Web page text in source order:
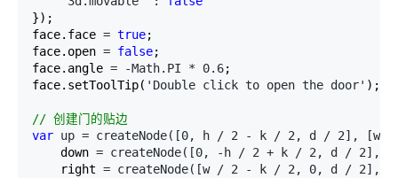
});
face.face = true;
face.open = false;
face.angle = -Math.PI * 0.6;
face.setToolTip( 'Double click to open the door' );
// 创建门的贴边
var up = createNode([0, h / 2 - k / 2, d / 2],
    down
= createNode([0, -h / 2 + k / 2, d / 2],
    right
= createNode([w / 2 - k / 2, 0, d /